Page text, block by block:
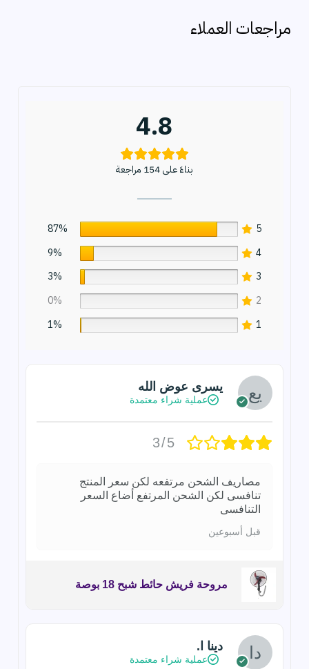
ث
مراجعات العملاء
4.8
بناءً على 154 مراجعة
5
87%
4
9%
3
3%
2
0%
1
1%
يسرى عوض الله
عملية شراء معتمدة
3/5
مصاريف الشحن مرتفعه لكن سعر المنتج
تنافسى لكن الشحن المرتفع أضاع السعر
التنافسى
قبل أسبوعين
مروحة فريش حائط شبح 18 بوصة
دينا ا.
عملية شراء معتمدة